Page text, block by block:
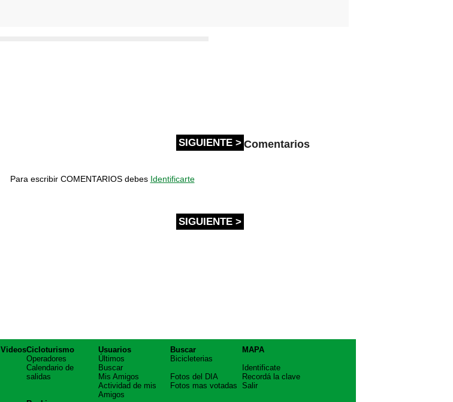
SIGUIENTE > Comentarios
Para escribir COMENTARIOS debes Identificarte
SIGUIENTE >
VideosCicloturismo
Operadores
Calendario de
salidas
Usuarios
Últimos
Buscar
Mis Amigos
Actividad de mis
Amigos
Buscar
Bicicleterias
Fotos del DIA
Fotos mas votadas
MAPA
Identificate
Recordá la clave
Salir